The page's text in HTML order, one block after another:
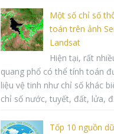
Một số chỉ số
toán trên ảnh
Landsat
Hiện tại, rất
quang phổ có thể tính toán
liệu vệ tinh như chỉ số khác
chỉ số nước, tuyết, đất, lửa,
Tốp 10 nguồn